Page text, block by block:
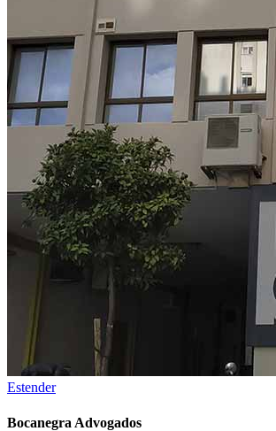
Estender
Bocanegra Advogados